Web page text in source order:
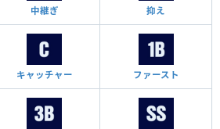
中継ぎ 抑え
キャッチャー ファースト